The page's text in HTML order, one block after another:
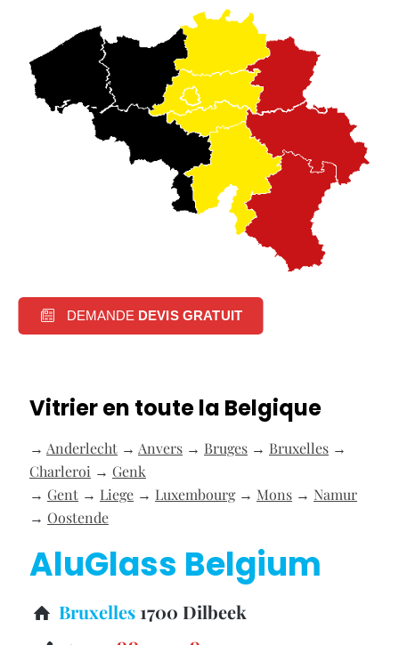
DEMANDE DEVIS GRATUIT
Vitrier en toute la Belgique
→ Anderlecht → Anvers → Bruges → Bruxelles →
Charleroi → Genk
→ Gent → Liege → Luxembourg→ Mons → Namur
→ Oostende
AluGlass Belgium
Bruxelles 1700 Dilbeek